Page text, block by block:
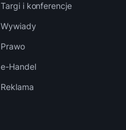
Targi i konferencje
Wywiady
Prawo
e-Handel
Reklama